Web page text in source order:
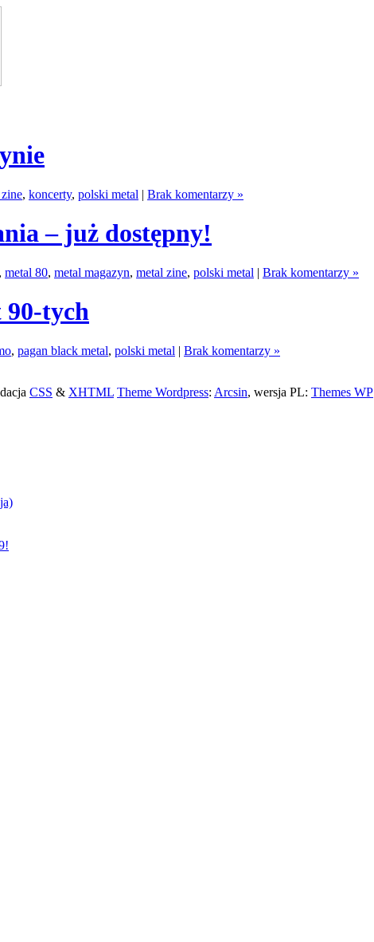
, koncerty, polski metal | Brak komentarzy »
– już dostępny!
, metal 80, metal magazyn, metal zine, polski metal | Brak komentarzy »
tych
, pagan black metal, polski metal | Brak komentarzy »
CSS & XHTML Theme Wordpress: Arcsin, wersja PL: Themes WP